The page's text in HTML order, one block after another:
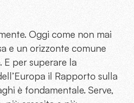
Oggi come non mai
e un orizzonte comune
per superare la
il Rapporto sulla
è fondamentale. Serve,